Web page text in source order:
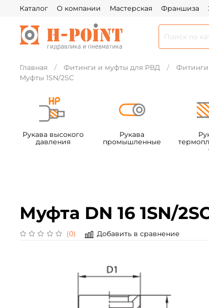
Каталог О компании Мастерская Франшиза
Главная Фитинги и муфты для РВД
Муфты 1SN/2SC
Рукава высокого
давления
Рукава
промышленные
Муфта DN 16 1SN/
(0) Добавить в сравнение